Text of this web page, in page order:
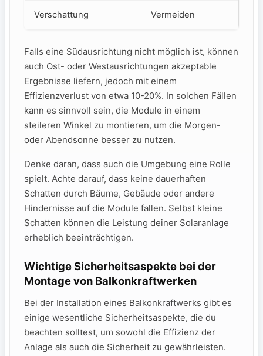
Verschattung Vermeiden
Falls ⁢eine Südausrichtung nicht möglich ist, können
auch Ost- oder Westausrichtungen akzeptable
⁤Ergebnisse‍ liefern, ‍jedoch⁢ mit einem
Effizienzverlust von etwa 10-20%. In⁣ solchen Fällen⁢
kann ⁢es ​sinnvoll sein, die⁤ Module in ​einem
steileren Winkel zu⁤ montieren, um die Morgen-
oder Abendsonne​ besser zu nutzen.
Denke ​daran, dass auch die Umgebung eine Rolle ​
spielt. Achte darauf, dass keine dauerhaften
Schatten‍ durch Bäume, Gebäude ‍oder andere
‌Hindernisse auf die Module fallen. Selbst kleine⁢
Schatten⁢ können⁣ die Leistung deiner Solaranlage⁢
erheblich beeinträchtigen.
Wichtige Sicherheitsaspekte bei der
Montage von Balkonkraftwerken
Bei‌ der Installation ‍eines Balkonkraftwerks gibt es
einige wesentliche Sicherheitsaspekte, die du
beachten solltest, um sowohl die Effizienz der⁢
Anlage ‌als auch die Sicherheit zu gewährleisten.